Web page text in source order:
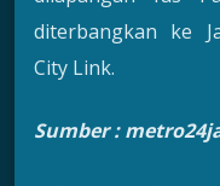
diterbangkan ke
City Link.
Sumber :